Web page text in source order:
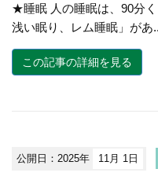
★睡眠 人の睡眠は、90分く
浅い眠り、レム睡眠」があ
この記事の詳細を見る
公開日：2025年 11月 1日